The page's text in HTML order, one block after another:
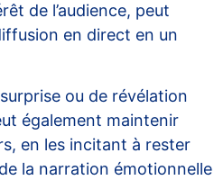
de l’audience, peut
en direct en un
ou de révélation
également maintenir
en les incitant à rester
la narration émotionnelle